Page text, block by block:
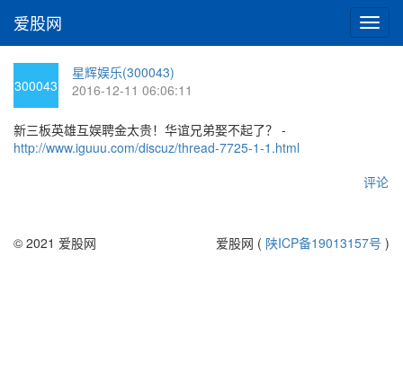
切
换
爱股网
300043
星辉娱乐(300043)
2016-12-11 06:06:11
新三板英雄互娱聘金太贵！华谊兄弟娶不起了？ -
http://www.iguuu.com/discuz/thread-7725-1-1.html
评论
© 2021 爱股网 爱股网 ( 陕ICP备19013157号 )